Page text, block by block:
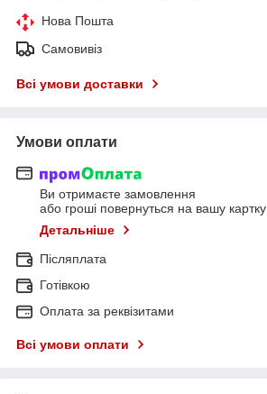
Нова Пошта
Самовивіз
Всі умови доставки
Умови оплати
Ви отримаєте замовлення
або гроші повернуться на вашу картку
Детальніше
Післяплата
Готівкою
Оплата за реквізитами
Всі умови оплати